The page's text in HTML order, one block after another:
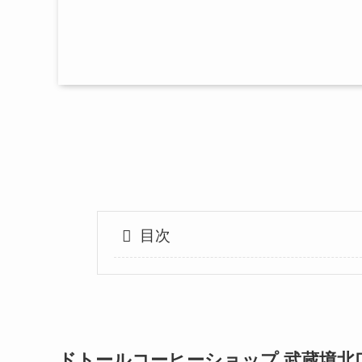
目次